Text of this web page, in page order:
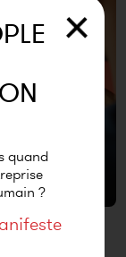
quand
?